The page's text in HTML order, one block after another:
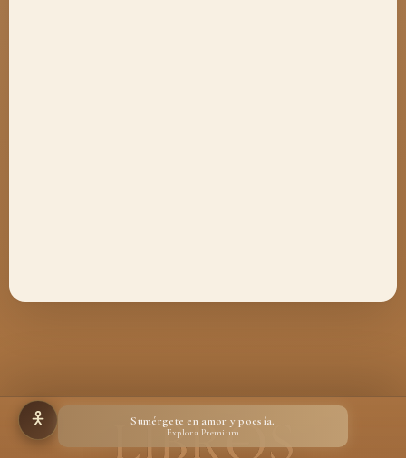
Sumérgete en amor y poesía.
Explora Premium